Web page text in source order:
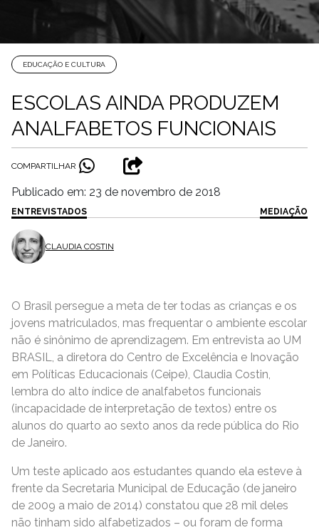
EDUCAÇÃO E CULTURA
ESCOLAS AINDA PRODUZEM
ANALFABETOS FUNCIONAIS
COMPARTILHAR
Publicado em: 23 de novembro de 2018
ENTREVISTADOS
CLAUDIA COSTIN
MEDIAÇÃO
O Brasil persegue a meta de ter todas as crianças e os
jovens matriculados, mas frequentar o ambiente escolar
não é sinônimo de aprendizagem. Em entrevista ao UM
BRASIL, a diretora do Centro de Excelência e Inovação
em Políticas Educacionais (Ceipe), Claudia Costin,
lembra do alto índice de analfabetos funcionais
(incapacidade de interpretação de textos) entre os
alunos do quarto ao sexto anos da rede pública do Rio
de Janeiro.
Um teste aplicado aos estudantes quando ela esteve à
frente da Secretaria Municipal de Educação (de janeiro
de 2009 a maio de 2014) constatou que 28 mil deles
não tinham sido alfabetizados – ou foram de forma